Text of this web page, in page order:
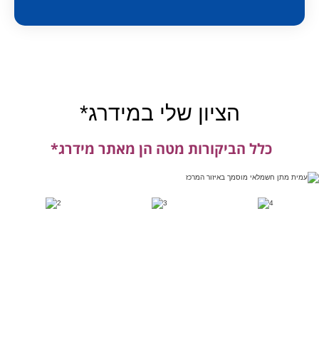
הציון שלי במידרג*
כלל הביקורות מטה הן מאתר מידרג*